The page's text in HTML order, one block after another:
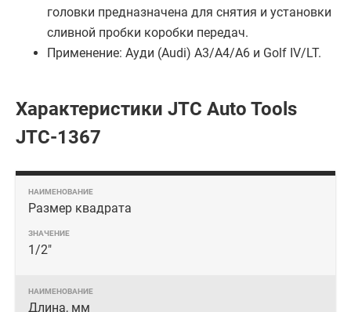
головки предназначена для снятия и установки
сливной пробки коробки передач.
Применение: Ауди (Audi) A3/A4/A6 и Golf IV/LT.
Характеристики JTC Auto Tools
JTC-1367
Размер квадрата
1/2"
Длина, мм